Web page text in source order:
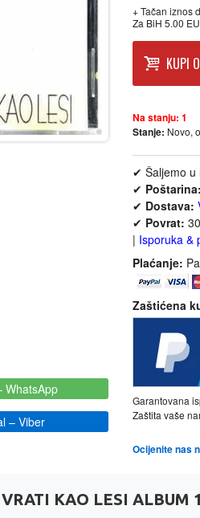
WhatsApp
– Viber
+ Tačan iznos
Za BiH 5.00
KUPI
Na stanju: 1
Stanje: Novo,
✔ Šaljemo u
✔ Poštarina:
✔ Dostava:
✔ Povrat:
| Isporuka &
Plaćanje:
Zaštićena
Garantovana
Zaštita vaše
Ocijenite nas
KAO LESI ALBUM